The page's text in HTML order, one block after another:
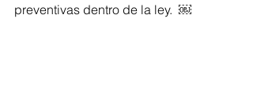
preventivas dentro de la ley.  ￼